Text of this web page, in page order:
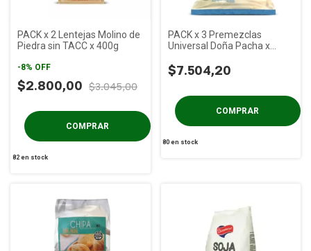
PACK x 2 Lentejas Molino de
Piedra sin TACC x 400g
-8% OFF
$2.800,00 $3.045,00
82en stock
PACK x 3 Premezclas
Universal Doña Pacha x
$7.504,20
80 en stock